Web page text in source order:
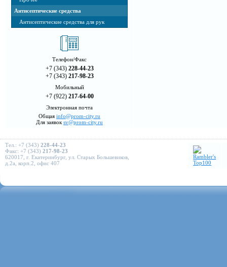
Антисептические средства
Антисептические средства для рук
Телефон/Факс
+7 (343) 228-44-23
+7 (343) 217-98-23
Мобильный
+7 (922) 217-64-00
Электронная почта
Общая info@prom-city.ru
Для заявок sv@prom-city.ru
Тел.: +7 (343) 228-44-23
Факс: +7 (343) 217-98-23
620017, г. Екатеринбург, ул. Старых Большевиков,
д.2а, корп.2, офис 407